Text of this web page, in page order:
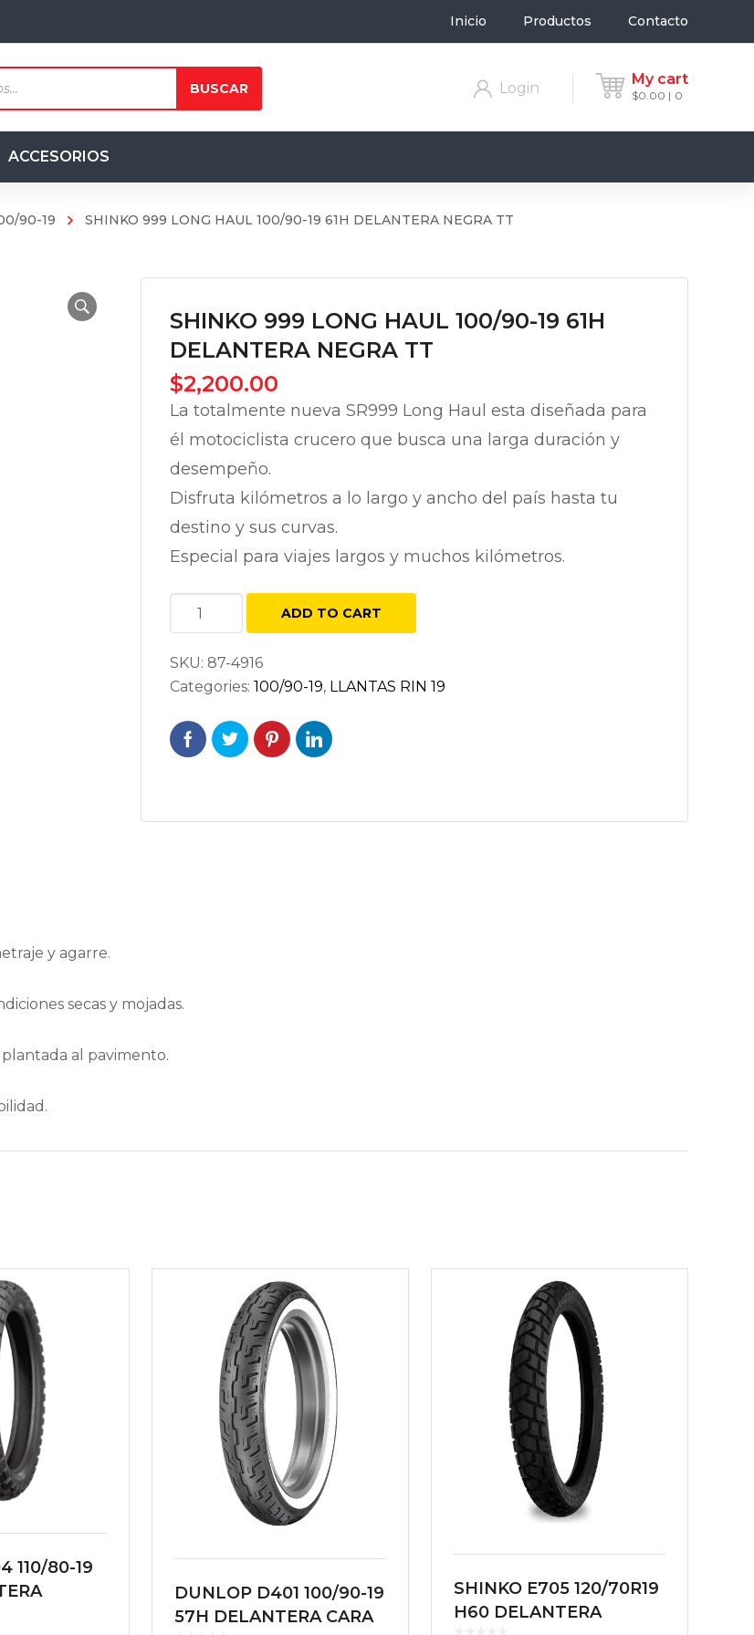
Inicio Productos Contacto
BUSCAR
My cart
$0.00 0
Login
ACCESORIOS
90-19 SHINKO 999 LONG HAUL 100/90-19 61H DELANTERA NEGRA TT
SHINKO 999 LONG HAUL 100/90-19 61H
DELANTERA NEGRA TT
$2,200.00
La totalmente nueva SR999 Long Haul esta diseñada para
él motociclista crucero que busca una larga duración y
desempeño.
Disfruta kilómetros a lo largo y ancho del país hasta tu
destino y sus curvas.
Especial para viajes largos y muchos kilómetros.
SHINKO
999
LONG
HAUL
19
61H
ADD TO CART
SKU: 87-4916
Categories: 100/90-19, LLANTAS RIN 19
y agarre.
secas y mojadas.
al pavimento.
110/80-19
DUNLOP D401 100/90-19
57H DELANTERA CARA
SHINKO E705 120/70R19
H60 DELANTERA